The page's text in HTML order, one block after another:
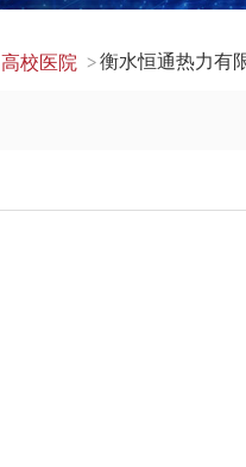
高校医院 衡水恒通热力有